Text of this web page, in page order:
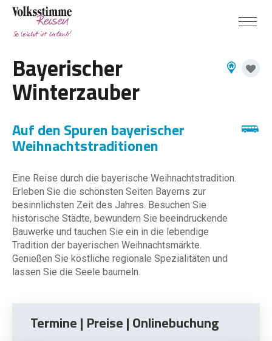
Bayerischer
Winterzauber
Auf den Spuren bayerischer
Weihnachtstraditionen
Eine Reise durch die bayerische Weihnachtstradition.
Erleben Sie die schönsten Seiten Bayerns zur
besinnlichsten Zeit des Jahres. Besuchen Sie
historische Städte, bewundern Sie beeindruckende
Bauwerke und tauchen Sie ein in die lebendige
Tradition der bayerischen Weihnachtsmärkte.
Genießen Sie köstliche regionale Spezialitäten und
lassen Sie die Seele baumeln.
Termine | Preise | Onlinebuchung